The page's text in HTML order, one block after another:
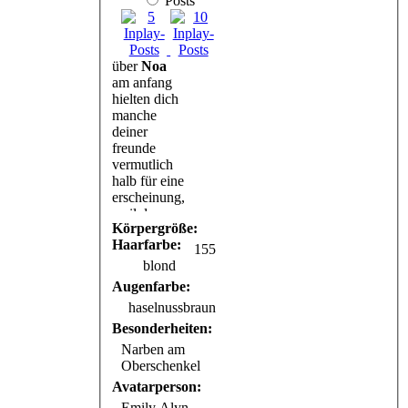
03.09.25 ›
Forenplot
„Nocturne“:
Studierende
Feierwütige
sind herzlich
auf die Party
eingeladen
überNoa
am anfang
hielten dich
manche
deiner
freunde
vermutlich
halb für eine
erscheinung,
weil du
niemanden
gesagt hast,
dass du
zurück nach
london
kommen
wirst.
nachdem du
aber in
ersten job
Körpergröße:
155
Haarfarbe:
blond
Augenfarbe:
haselnussbraun
Besonderheiten:
Narben am
Oberschenkel
Avatarperson: